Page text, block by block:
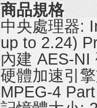
商品規格
中央處理器:
up to 2.24)
內建 AES-NI
硬體加速引
MPEG-4